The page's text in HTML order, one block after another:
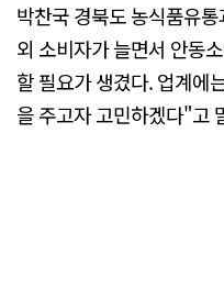
박찬국 경북도 농식품유
외 소비자가 늘면서 안동
할 필요가 생겼다. 업계에
을 주고자 고민하겠다"고